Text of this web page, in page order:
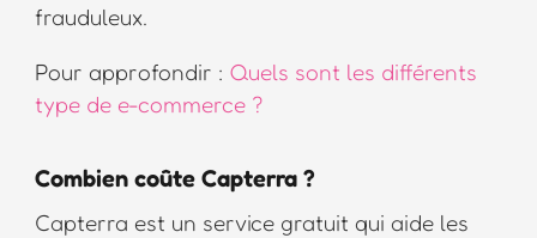
frauduleux.
Pour approfondir : Quels sont les différents
type de e-commerce ?
Combien coûte Capterra ?
Capterra est un service gratuit qui aide les